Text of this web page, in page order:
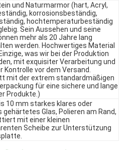
und Naturmarmor (hart, Acryl,
korrosionsbeständig,
hochtemperaturbeständig
Sein Aussehen und seine
mehr als 20 Jahre lang
werden. Hochwertiges Material
was wir bei der Produktion
mit exquisiter Verarbeitung und
Kontrolle vor dem Versand.
mit der extrem standardmäßigen
für eine sichere und lange
Produkte.)
10 mm starkes klares oder
gehärtetes Glas, Polieren am Rand,
mit einer kleinen
Scheibe zur Unterstützung